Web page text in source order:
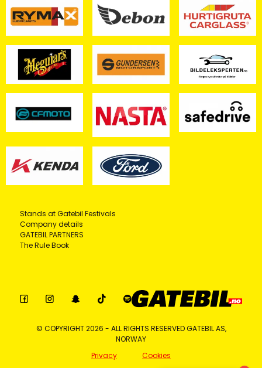
Stands at Gatebil Festivals
Company details
GATEBIL PARTNERS
The Rule Book
© COPYRIGHT 2026 - ALL RIGHTS RESERVED GATEBIL AS,
NORWAY
Privacy
Cookies